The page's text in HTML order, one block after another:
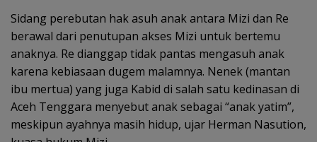
Sidang perebutan hak asuh anak antara Mizi dan Re
berawal dari penutupan akses Mizi untuk bertemu
anaknya. Re dianggap tidak pantas mengasuh anak
karena kebiasaan dugem malamnya. Nenek (mantan
ibu mertua) yang juga Kabid di salah satu kedinasan di
Aceh Tenggara menyebut anak sebagai “anak yatim”,
meskipun ayahnya masih hidup, ujar Herman Nasution,